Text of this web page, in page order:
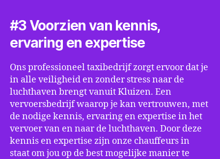
#3 Voorzien van kennis,
ervaring en expertise
Ons professioneel taxibedrijf zorgt ervoor dat je
in alle veiligheid en zonder stress naar de
luchthaven brengt vanuit Kluizen. Een
vervoersbedrijf waarop je kan vertrouwen, met
de nodige kennis, ervaring en expertise in het
vervoer van en naar de luchthaven. Door deze
kennis en expertise zijn onze chauffeurs in
staat om jou op de best mogelijke manier te